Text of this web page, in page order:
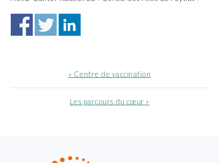
Article
précédent
« Centre de vaccination
Article
Les parcours du cœur »